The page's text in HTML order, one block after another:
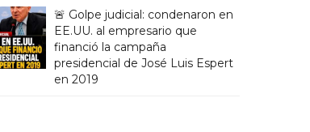
🚨 Golpe judicial: condenaron en
EE.UU. al empresario que
financió la campaña
presidencial de José Luis Espert
en 2019